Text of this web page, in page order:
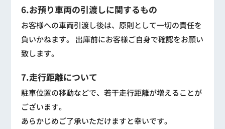
6.お預り車両の引渡しに関するもの
お客様への車両引渡し後は、原則として一切の責任を
負いかねます。 出庫前にお客様ご自身で確認をお願い
致します。
7.走行距離について
駐車位置の移動などで、若干走行距離が増えることが
ございます。
あらかじめご了承いただけますと幸いです。